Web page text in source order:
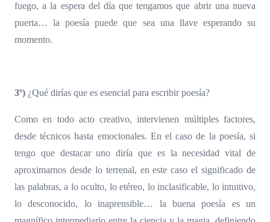
fuego, a la espera del día que tengamos que abrir una nueva
puerta… la poesía puede que sea una llave esperando su
momento.
3º) ¿Qué dirías que es esencial para escribir poesía?
Como en todo acto creativo, intervienen múltiples factores,
desde técnicos hasta emocionales. En el caso de la poesía, si
tengo que destacar uno diría que es la necesidad vital de
aproximarnos desde lo terrenal, en este caso el significado de
las palabras, a lo oculto, lo etéreo, lo inclasificable, lo intuitivo,
lo desconocido, lo inaprensible… la buena poesía es un